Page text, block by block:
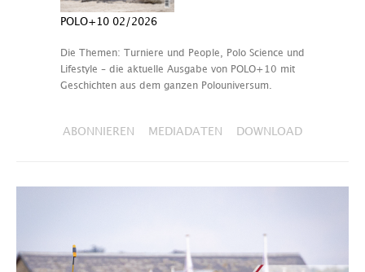
POLO+10 02/2026
Die Themen: Turniere und People, Polo Science und
Lifestyle – die aktuelle Ausgabe von POLO+10 mit
Geschichten aus dem ganzen Polouniversum.
ABONNIEREN MEDIADATEN DOWNLOAD